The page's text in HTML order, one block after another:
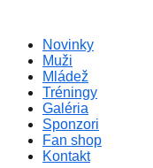
obsahNovinky
Muži
Mládež
Tréningy
Galéria
Sponzori
Fan shop
Kontakt